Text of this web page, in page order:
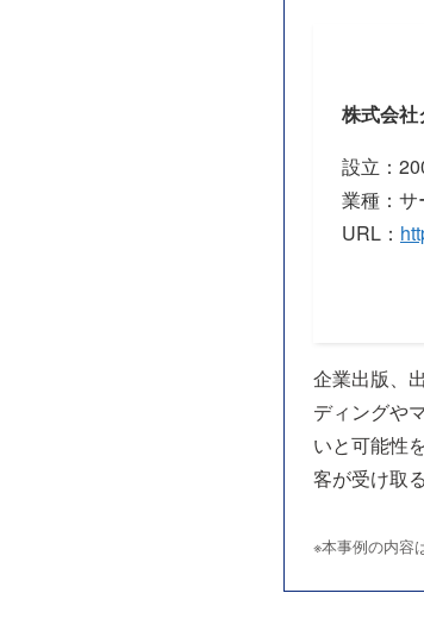
株式会
設立：
業種：サ
URL：
企業出版、
ディングや
いと可能性
客が受け取
※本事例の内容